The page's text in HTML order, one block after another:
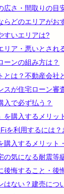
広さ・間取りの目
らどのエリアがお
すいエリアは?
リア・悪いとされ
ーンの組み方は？
とは？不動産会社
スが住宅ローン審
入で必ず払う？
を購入するメリッ
を利用するには
購入するメリット
の気になる耐震等
後悔すること・後
はない？建売につ